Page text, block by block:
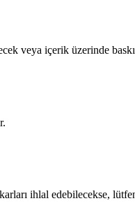
veya içerik üzerinde
ihlal edebilecekse,